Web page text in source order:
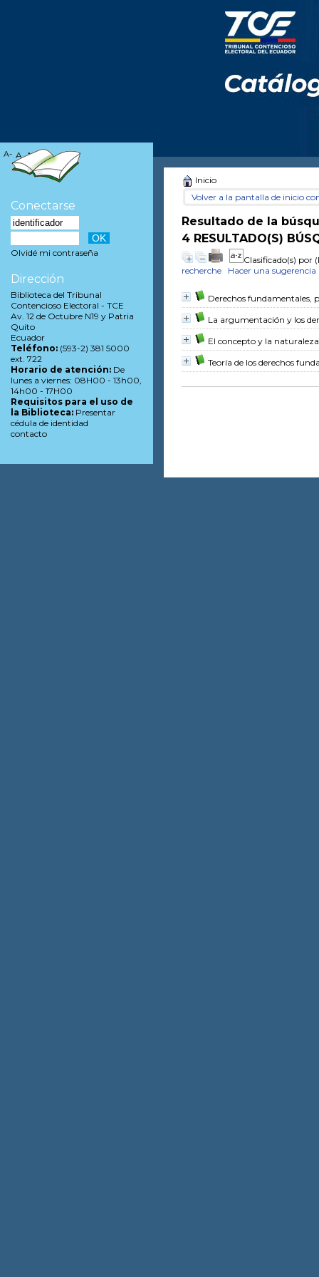
Inicio
Volver a la pantalla de inicio
Resultado de la
4 RESULTADO(S)
Clasificado(s) por
recherche
Hacer una sugerencia
Derechos fundamentales,
La argumentación y los
El concepto y la
Teoría de los derechos
A- A A+
Conectarse
Olvidé mi contraseña
Dirección
Biblioteca del Tribunal
Contencioso Electoral - TCE
Av. 12 de Octubre N19 y Patria
Quito
Ecuador
Teléfono: (593-2) 381 5000
ext. 722
Horario de atención: De
lunes a viernes: 08H00 - 13h00,
14h00 - 17H00
Requisitos para el uso de
la Biblioteca: Presentar
cédula de identidad
contacto